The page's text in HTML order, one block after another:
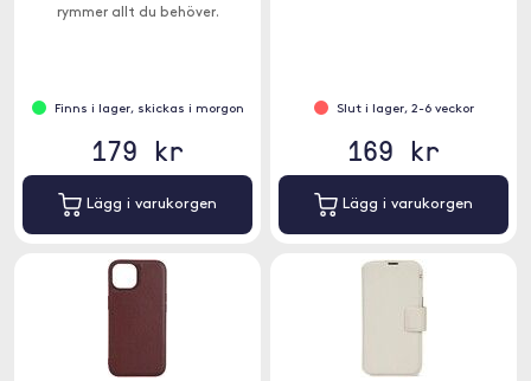
rymmer allt du behöver.
Finns i lager, skickas i morgon
179 kr
Lägg i varukorgen
Slut i lager, 2-6 veckor
169 kr
Lägg i varukorgen